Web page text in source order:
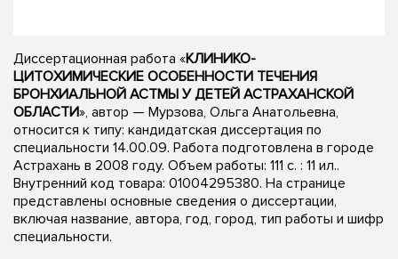
Диссертационная работа «КЛИНИКО-
ЦИТОХИМИЧЕСКИЕ ОСОБЕННОСТИ ТЕЧЕНИЯ
БРОНХИАЛЬНОЙ АСТМЫ У ДЕТЕЙ АСТРАХАНСКОЙ
ОБЛАСТИ», автор — Мурзова, Ольга Анатольевна,
относится к типу: кандидатская диссертация по
специальности 14.00.09. Работа подготовлена в городе
Астрахань в 2008 году. Объем работы: 111 с. : 11 ил..
Внутренний код товара: 01004295380. На странице
представлены основные сведения о диссертации,
включая название, автора, год, город, тип работы и шифр
специальности.